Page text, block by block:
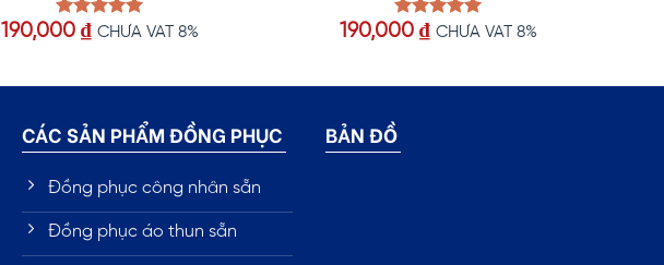
Được xếp
190,000 ₫ CHƯA VAT 8%
Được xếp
190,000 ₫ CHƯA VAT 8%
CÁC SẢN PHẨM ĐỒNG PHỤC
Đồng phục công nhân sẵn
Đồng phục áo thun sẵn
BẢN ĐỒ